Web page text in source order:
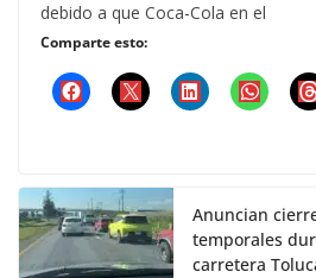
debido a que Coca-Cola en el
Comparte esto:
Anuncian
temporales
carretera